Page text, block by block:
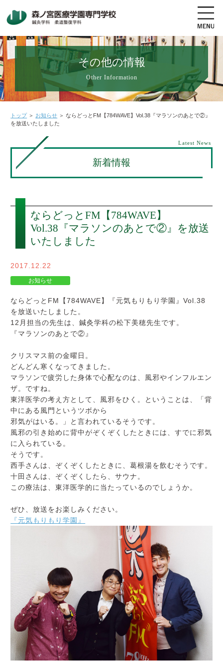
地図・交通アクセス 電話をかける
資料請求 オープンキャンパス
高校生の方へ 社会人・既卒者の方へ
学科・コース紹介
学校案内
入学案内
活躍できるフィールド
キャンパスライフ
資格・就職
その他の情報
卒業生の方へ
サイトマップ サイトポリシー プライバシーポリシー
その他の情報
Other Information
トップ＞ お知らせ ＞ならどっとFM【784WAVE】Vol.38『マラソンのあとで②』
を放送いたしました
新着情報
Latest News
ならどっとFM【784WAVE】
Vol.38『マラソンのあとで②』を放送
いたしました
2017.12.22
お知らせ
ならどっとFM【784WAVE】『元気もりもり学園』Vol.38
を放送いたしました。
12月担当の先生は、鍼灸学科の松下美穂先生です。
『マラソンのあとで②』
クリスマス前の金曜日。
どんどん寒くなってきました。
マラソンで疲労した身体で心配なのは、風邪やインフルエン
ザ。ですね。
東洋医学の考え方として、風邪をひく。ということは、「背
中にある風門というツボから
邪気がはいる。」と言われているそうです。
風邪の引き始めに背中がぞくぞくしたときには、すでに邪気
に入られている。
そうです。
西手さんは、ぞくぞくしたときに、葛根湯を飲むそうです。
十田さんは、ぞくぞくしたら、サウナ。
この療法は、東洋医学的に当たっているのでしょうか。
ぜひ、放送をお楽しみください。
『元気もりもり学園』